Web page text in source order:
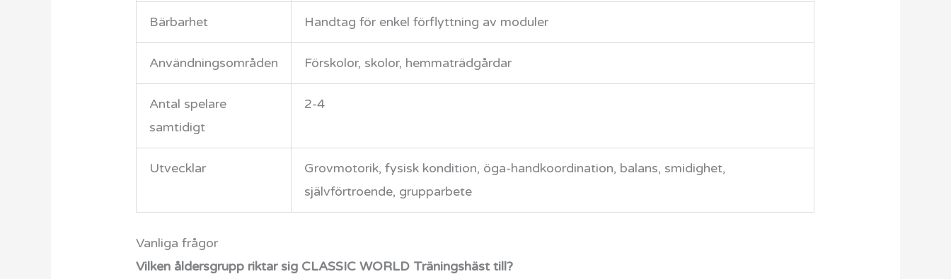
Bärbarhet Handtag för enkel förflyttning av moduler
Användningsområden Förskolor, skolor, hemmaträdgårdar
Antal spelare
samtidigt
2-4
Utvecklar
Grovmotorik, fysisk kondition, öga-handkoordination, balans, smidighet,
självförtroende, grupparbete
Vanliga frågor
Vilken åldersgrupp riktar sig CLASSIC WORLD Träningshäst till?